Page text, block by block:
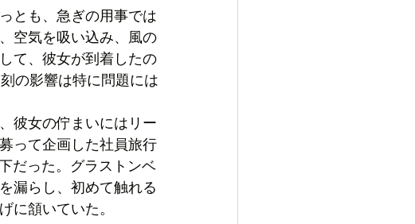
とも、急ぎの用事では
空気を吸い込み、風の
て、彼女が到着したの
の影響は特に問題には
彼女の佇まいにはリー
って企画した社員旅行
だった。グラストンベ
漏らし、初めて触れる
に頷いていた。